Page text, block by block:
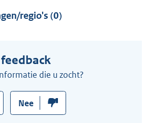
regio's (0)
die u zocht?
Nee